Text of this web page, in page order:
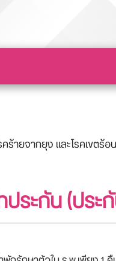
ร้ายจากยุง และโรคเขตร้อน
ระกัน (ประ